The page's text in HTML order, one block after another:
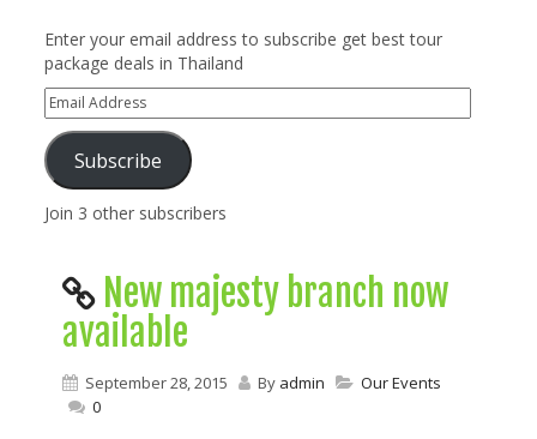
Enter your email address to subscribe get best tour
package deals in Thailand
Subscribe
Join 3 other subscribers
New majesty branch now
available
September 28, 2015 By admin
Our Events
0